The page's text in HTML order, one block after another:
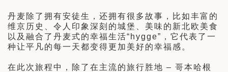
丹麦除了拥有安徒生，还拥有很多故事，比如丰富的
维京历史、令人印象深刻的城堡、美味的新北欧美食
以及融合了丹麦式的幸福生活“hygge”，它代表了一
种让平凡的每一天都变得更加美好的幸福感。
在此次旅程中，除了在主流的旅行胜地 – 哥本哈根